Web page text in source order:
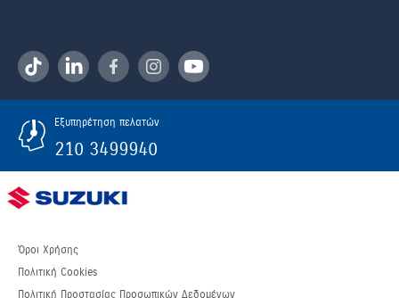
Εξυπηρέτηση πελατών
210 3499940
Όροι Χρήσης
Πολιτική Cookies
Πολιτική Προστασίας Προσωπικών Δεδομένων